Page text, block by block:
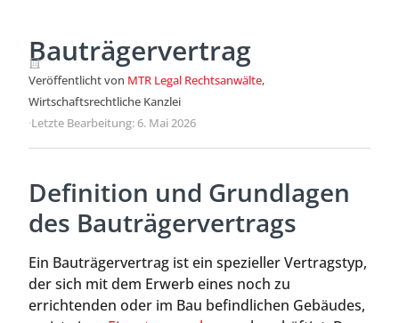
Bauträgervertrag
Veröffentlicht von MTR Legal Rechtsanwälte,
Wirtschaftsrechtliche Kanzlei
·Letzte Bearbeitung: 6. Mai 2026
Definition und Grundlagen
des Bauträgervertrags
Ein Bauträgervertrag ist ein spezieller Vertragstyp,
der sich mit dem Erwerb eines noch zu
errichtenden oder im Bau befindlichen Gebäudes,